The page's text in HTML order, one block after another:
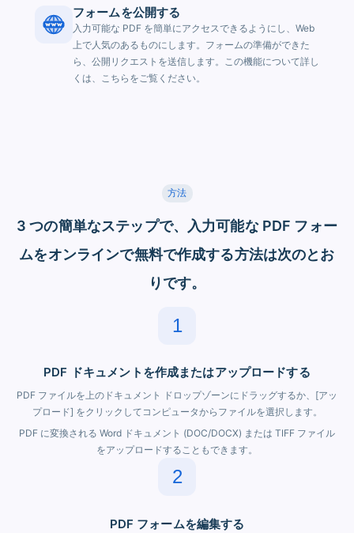
フォームを公開する
入力可能な PDF を簡単にアクセスできるようにし、Web
上で人気のあるものにします。フォームの準備ができた
ら、公開リクエストを送信します。この機能について詳し
くは、こちらをご覧ください。
方法
3 つの簡単なステップで、入力可能な PDF フォー
ムをオンラインで無料で作成する方法は次のとお
りです。
1
PDF ドキュメントを作成またはアップロードする
PDF ファイルを上のドキュメント ドロップゾーンにドラッグするか、[アッ
プロード] をクリックしてコンピュータからファイルを選択します。
PDF に変換される Word ドキュメント (DOC/DOCX) または TIFF ファイル
をアップロードすることもできます。
2
PDF フォームを編集する